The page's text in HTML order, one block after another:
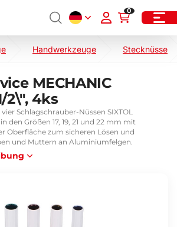
0
Handwerkzeuge Stecknüsse
MECHANIC
2\", 4ks
Schlagschrauber-Nüssen SIXTOL
den Größen 17, 19, 21 und 22 mm mit
Oberfläche zum sicheren Lösen und
und Muttern an Aluminiumfelgen.